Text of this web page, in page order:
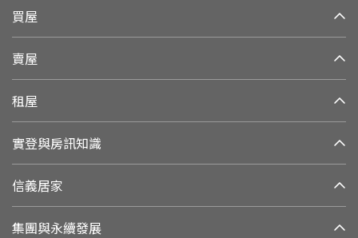
買屋
賣屋
租屋
實登與房訊知識
信義居家
集團與永續發展